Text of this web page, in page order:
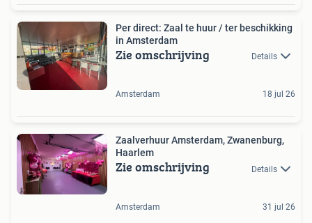
Per direct: Zaal te huur / ter beschikking
in Amsterdam
Zie omschrijving Details
Amsterdam 18 jul 26
Zaalverhuur Amsterdam, Zwanenburg,
Haarlem
Zie omschrijving Details
Amsterdam 31 jul 26